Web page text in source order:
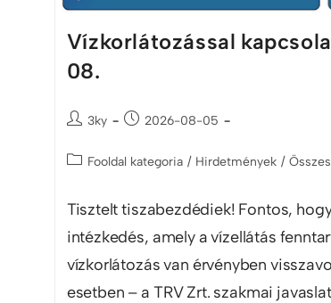
Vízkorlátozással
08.
3ky 2026-08-05
Fooldal kategoria / Hirdetmények /
Tisztelt tiszabezdédiek! Fontos,
intézkedés, amely a vízellátás
vízkorlátozás van érvényben
esetben – a TRV Zrt. szakmai